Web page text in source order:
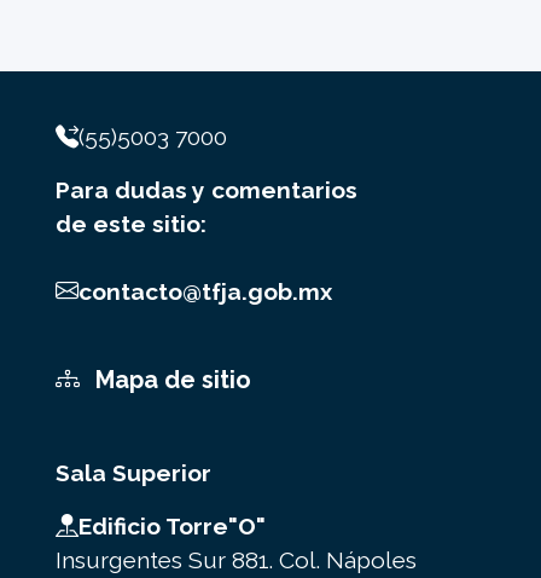
(55)5003 7000
Para dudas y comentarios
de este sitio:
contacto@tfja.gob.mx
Mapa de sitio
Sala Superior
Edificio Torre"O"
Insurgentes Sur 881. Col. Nápoles